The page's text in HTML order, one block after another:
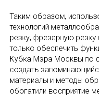
Таким образом,
технологий
резку, фрезерную резку
только обеспечить
Кубка Мэра Москвы по
создать
материалы и методы
обогатили восприятие